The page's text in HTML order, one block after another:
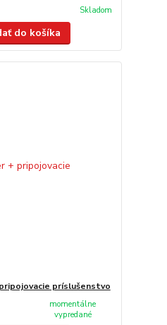
Skladom
do košíka
príslušenstvo
momentálne
vypredané